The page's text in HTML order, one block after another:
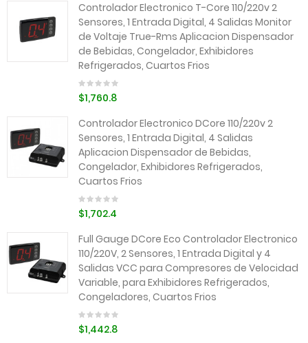
Controlador Electronico T-Core 110/220v 2
Sensores, 1 Entrada Digital, 4 Salidas Monitor
de Voltaje True-Rms Aplicacion Dispensador
de Bebidas, Congelador, Exhibidores
Refrigerados, Cuartos Frios
$1,760.8
Controlador Electronico DCore 110/220v 2
Sensores, 1 Entrada Digital, 4 Salidas
Aplicacion Dispensador de Bebidas,
Congelador, Exhibidores Refrigerados,
Cuartos Frios
$1,702.4
Full Gauge DCore Eco Controlador Electronico
110/220V, 2 Sensores, 1 Entrada Digital y 4
Salidas VCC para Compresores de Velocidad
Variable, para Exhibidores Refrigerados,
Congeladores, Cuartos Frios
$1,442.8